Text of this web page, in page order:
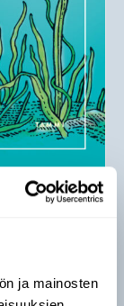
ja mainosten